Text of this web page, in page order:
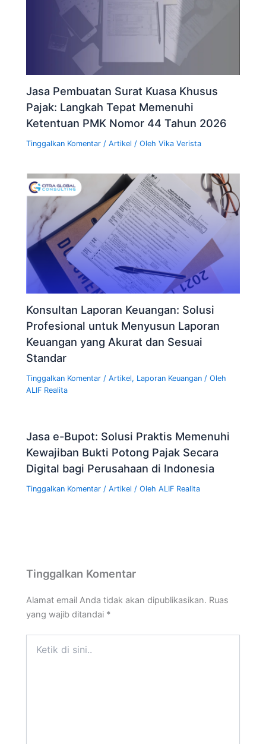
Jasa Pembuatan Surat Kuasa Khusus
Pajak: Langkah Tepat Memenuhi
Ketentuan PMK Nomor 44 Tahun 2026
Tinggalkan Komentar /Artikel / OlehVika Verista
Konsultan Laporan Keuangan: Solusi
Profesional untuk Menyusun Laporan
Keuangan yang Akurat dan Sesuai
Standar
Tinggalkan Komentar /Artikel, Laporan Keuangan / Oleh
ALIF Realita
Jasa e-Bupot: Solusi Praktis Memenuhi
Kewajiban Bukti Potong Pajak Secara
Digital bagi Perusahaan di Indonesia
Tinggalkan Komentar /Artikel / OlehALIF Realita
Tinggalkan Komentar
Alamat email Anda tidak akan dipublikasikan. Ruas
yang wajib ditandai *